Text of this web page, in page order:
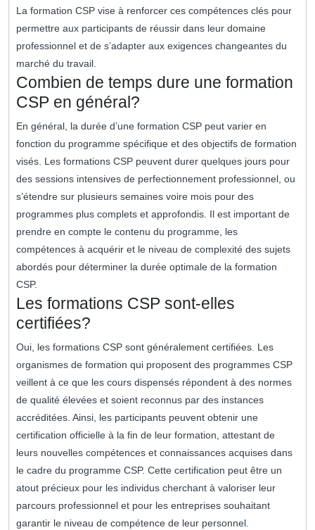
La formation CSP vise à renforcer ces compétences clés pour
permettre aux participants de réussir dans leur domaine
professionnel et de s’adapter aux exigences changeantes du
marché du travail.
Combien de temps dure une formation
CSP en général?
En général, la durée d’une formation CSP peut varier en
fonction du programme spécifique et des objectifs de formation
visés. Les formations CSP peuvent durer quelques jours pour
des sessions intensives de perfectionnement professionnel, ou
s’étendre sur plusieurs semaines voire mois pour des
programmes plus complets et approfondis. Il est important de
prendre en compte le contenu du programme, les
compétences à acquérir et le niveau de complexité des sujets
abordés pour déterminer la durée optimale de la formation
CSP.
Les formations CSP sont-elles
certifiées?
Oui, les formations CSP sont généralement certifiées. Les
organismes de formation qui proposent des programmes CSP
veillent à ce que les cours dispensés répondent à des normes
de qualité élevées et soient reconnus par des instances
accréditées. Ainsi, les participants peuvent obtenir une
certification officielle à la fin de leur formation, attestant de
leurs nouvelles compétences et connaissances acquises dans
le cadre du programme CSP. Cette certification peut être un
atout précieux pour les individus cherchant à valoriser leur
parcours professionnel et pour les entreprises souhaitant
garantir le niveau de compétence de leur personnel.